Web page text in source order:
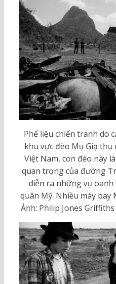
Phế liệu chiến tranh do
khu vực đèo Mụ Giạ
Việt Nam, con đèo này
quan trọng của đường
diễn ra những vụ oanh
quân Mỹ. Nhiều máy bay
Ảnh: Philip Jones